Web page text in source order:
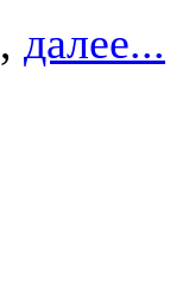
, далее...